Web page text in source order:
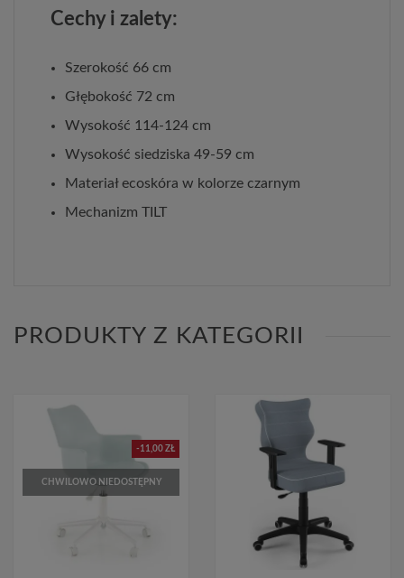
Cechy i zalety:
Szerokość 66 cm
Głębokość 72 cm
Wysokość 114-124 cm
Wysokość siedziska 49-59 cm
Materiał ecoskóra w kolorze czarnym
Mechanizm TILT
PRODUKTY Z KATEGORII
-11,00 ZŁ
CHWILOWO NIEDOSTĘPNY